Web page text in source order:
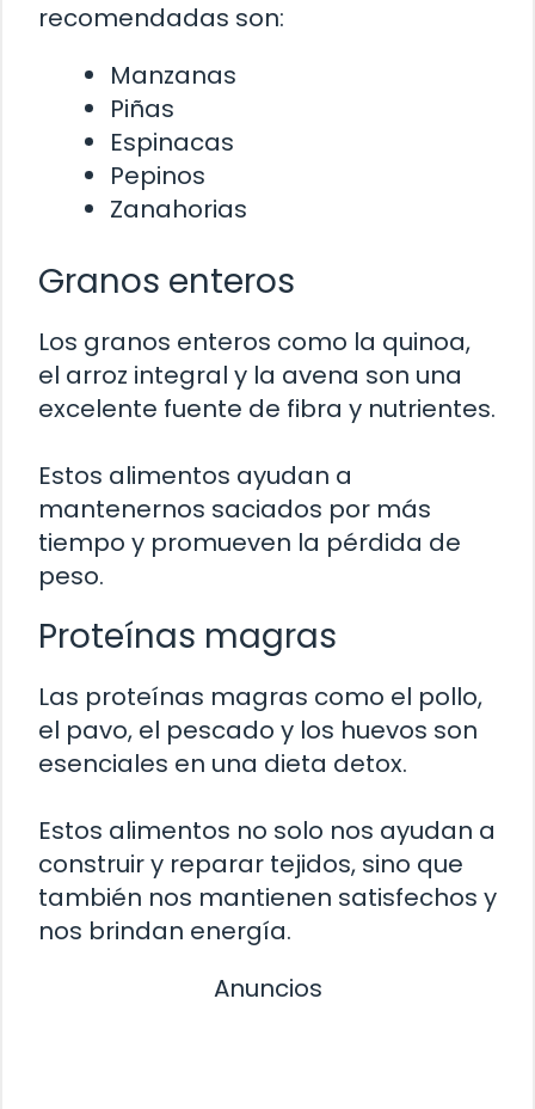
recomendadas son:
Manzanas
Piñas
Espinacas
Pepinos
Zanahorias
Granos enteros
Los granos enteros como la quinoa,
el arroz integral y la avena son una
excelente fuente de fibra y nutrientes.
Estos alimentos ayudan a
mantenernos saciados por más
tiempo y promueven la pérdida de
peso.
Proteínas magras
Las proteínas magras como el pollo,
el pavo, el pescado y los huevos son
esenciales en una dieta detox.
Estos alimentos no solo nos ayudan a
construir y reparar tejidos, sino que
también nos mantienen satisfechos y
nos brindan energía.
Anuncios